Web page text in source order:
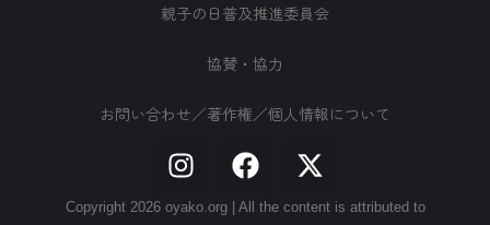
親子の日普及推進委員会
協賛・協力
お問い合わせ／著作権／個人情報について
Copyright 2026 oyako.org | All the content is attributed to